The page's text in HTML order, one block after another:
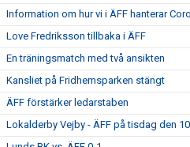
Information om hur vi i ÄFF hanterar
Love Fredriksson tillbaka i ÄFF
En träningsmatch med två ansikten
Kansliet på Fridhemsparken stängt
ÄFF förstärker ledarstaben
Lokalderby Vejby - ÄFF på tisdag den